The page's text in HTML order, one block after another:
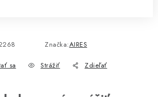
Značka:AIRES
sa Strážiť Zdieľať